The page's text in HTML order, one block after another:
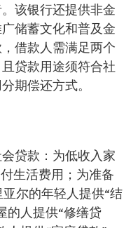
该银行还提供非金
储蓄文化和普及金
借款人需满足两个
贷款用途须符合社
期偿还方式。
贷款：为低收入家
生活费用；为准备
尔的年轻人提供“结
的人提供“修缮贷